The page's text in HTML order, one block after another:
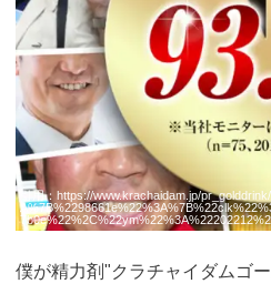
引用： https://www.krachaidam.jp/
僕が精力剤"クラチャイダムゴ